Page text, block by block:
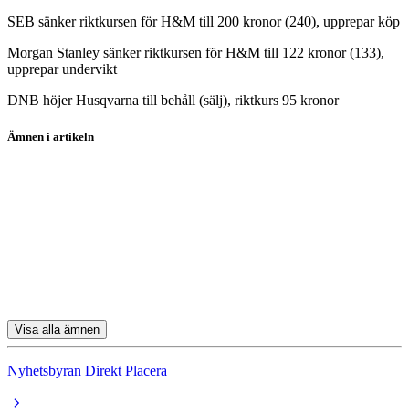
SEB sänker riktkursen för H&M till 200 kronor (240), upprepar köp
Morgan Stanley sänker riktkursen för H&M till 122 kronor (133),
upprepar undervikt
DNB höjer Husqvarna till behåll (sälj), riktkurs 95 kronor
Ämnen i artikeln
Visa alla ämnen
Nyhetsbyran Direkt Placera